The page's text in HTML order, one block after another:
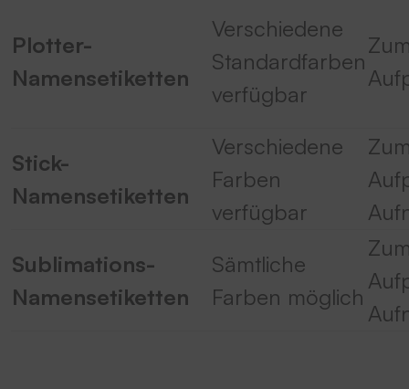
Plotter-
Namensetiketten
Verschiedene
Standardfarben
verfügbar
Stick-
Namensetiketten
Verschiedene
Farben
verfügbar
Sublimations-
Namensetiketten
Sämtliche
Farben möglich